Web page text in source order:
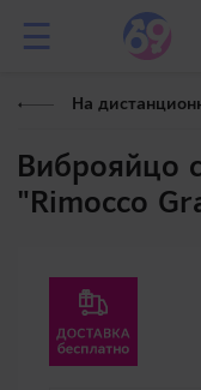
На
Виброяйцо
"Rimocco